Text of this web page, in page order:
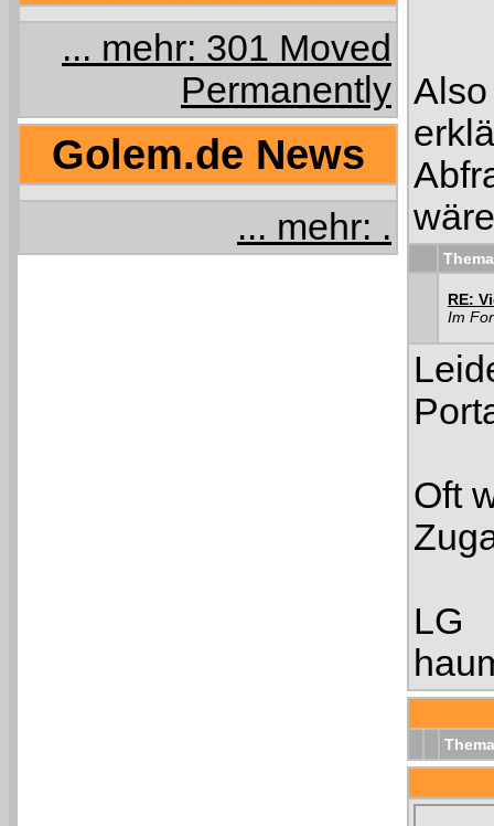
... mehr: 301 Moved
Permanently
Golem.de News
... mehr: .
Thema
RE:
Im
Oft
LG
Thema